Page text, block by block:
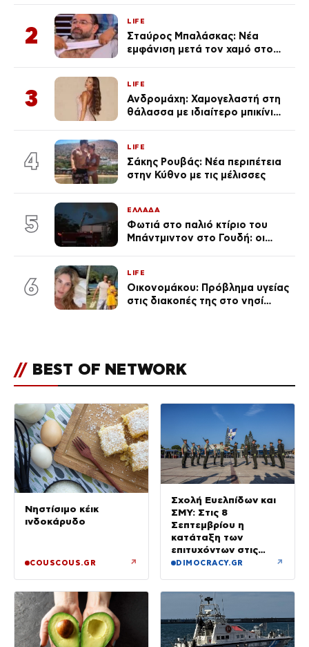
2
LIFE
Σταύρος Μπαλάσκας: Νέα
εμφάνιση μετά τον χαμό στο
3
LIFE
Ανδρομάχη: Χαμογελαστή στη
θάλασσα με ιδιαίτερο μπικίνι
4
LIFE
Σάκης Ρουβάς: Νέα περιπέτεια
στην Κύθνο με τις μέλισσες
5
ΕΛΛΑΔΑ
Φωτιά στο παλιό κτίριο του
Μπάντμιντον στο Γουδή: οι
πλήθος ελλείψεων και σοβαρών
κενών»
6
LIFE
Οικονομάκου: Πρόβλημα υγείας
στις διακοπές της στο νησί
// BEST OF NETWORK
Νηστίσιμο κέικ
ινδοκάρυδο
COUSCOUS.GR ↗
Σχολή Ευελπίδων και
ΣΜΥ: Στις 8
Σεπτεμβρίου η
κατάταξη των
επιτυχόντων στις
Στρατιωτικές Σχολές
DIMOCRACY.GR ↗